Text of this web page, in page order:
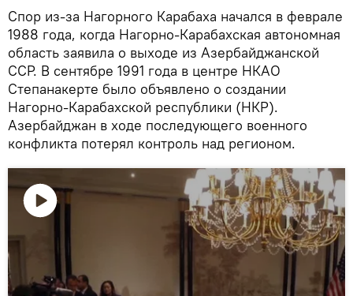
Спор из-за Нагорного Карабаха начался в феврале
1988 года, когда Нагорно-Карабахская автономная
область заявила о выходе из Азербайджанской
ССР. В сентябре 1991 года в центре НКАО
Степанакерте было объявлено о создании
Нагорно-Карабахской республики (НКР).
Азербайджан в ходе последующего военного
конфликта потерял контроль над регионом.